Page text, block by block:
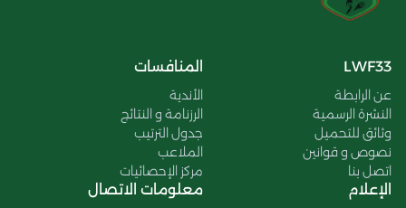
LWF33
عن الرابطة
النشرة الرسمية
وثائق للتحميل
نصوص و قوانين
اتصل بنا
المنافسات
الأندية
الرزنامة و النتائج
جدول الترتيب
الملاعب
مركز الإحصائيات
الإعلام معلومات الاتصال